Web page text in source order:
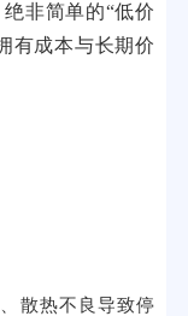
非简单的“低价
有成本与长期价
散热不良导致停